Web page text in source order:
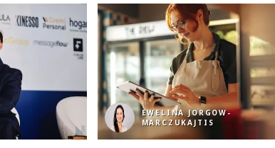
EWELINA JORGOW-
MARCZUKAJTIS